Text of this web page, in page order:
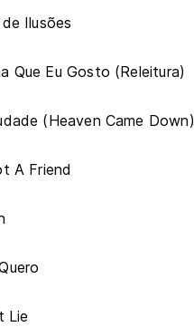
Ilusões
Que Eu Gosto (Releitura)
(Heaven Came Down)
A Friend
Lie